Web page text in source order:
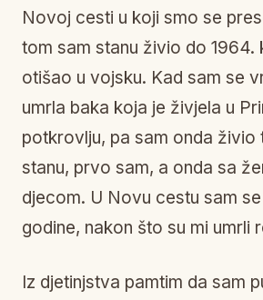
Novoj cesti u koji smo se
tom sam stanu živio do 1964.
otišao u vojsku. Kad sam se
umrla baka koja je živjela u
potkrovlju, pa sam onda živio
stanu, prvo sam, a onda sa
djecom. U Novu cestu sam
godine, nakon što su mi umrli
Iz djetinjstva pamtim da sam